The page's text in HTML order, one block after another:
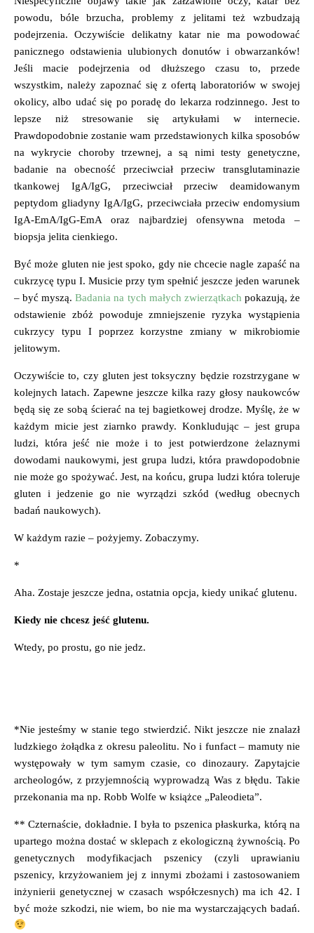
powodu, bóle brzucha, problemy z jelitami też wzbudzają
podejrzenia. Oczywiście delikatny katar nie ma powodować
panicznego odstawienia ulubionych donutów i obwarzanków!
Jeśli macie podejrzenia od dłuższego czasu to, przede
wszystkim, należy zapoznać się z ofertą laboratoriów w swojej
okolicy, albo udać się po poradę do lekarza rodzinnego. Jest to
lepsze niż stresowanie się artykułami w internecie.
Prawdopodobnie zostanie wam przedstawionych kilka sposobów
na wykrycie choroby trzewnej, a są nimi testy genetyczne,
badanie na obecność przeciwciał przeciw transglutaminazie
tkankowej IgA/IgG, przeciwciał przeciw deamidowanym
peptydom gliadyny IgA/IgG, przeciwciała przeciw endomysium
IgA-EmA/IgG-EmA oraz najbardziej ofensywna metoda –
biopsja jelita cienkiego.
Być może gluten nie jest spoko, gdy nie chcecie nagle zapaść na
cukrzycę typu I. Musicie przy tym spełnić jeszcze jeden warunek
– być myszą.Badania na tych małych zwierzątkach pokazują, że
odstawienie zbóż powoduje zmniejszenie ryzyka wystąpienia
cukrzycy typu I poprzez korzystne zmiany w mikrobiomie
jelitowym.
Oczywiście to, czy gluten jest toksyczny będzie rozstrzygane w
kolejnych latach. Zapewne jeszcze kilka razy głosy naukowców
będą się ze sobą ścierać na tej bagietkowej drodze. Myślę, że w
każdym micie jest ziarnko prawdy. Konkludując – jest grupa
ludzi, która jeść nie może i to jest potwierdzone żelaznymi
dowodami naukowymi, jest grupa ludzi, która prawdopodobnie
nie może go spożywać. Jest, na końcu, grupa ludzi która toleruje
gluten i jedzenie go nie wyrządzi szkód (według obecnych
badań naukowych).
W każdym razie – pożyjemy. Zobaczymy.
*
Aha. Zostaje jeszcze jedna, ostatnia opcja, kiedy unikać glutenu.
Kiedy nie chcesz jeść glutenu.
Wtedy, po prostu, go nie jedz.
*Nie jesteśmy w stanie tego stwierdzić. Nikt jeszcze nie znalazł
ludzkiego żołądka z okresu paleolitu. No i funfact – mamuty nie
występowały w tym samym czasie, co dinozaury. Zapytajcie
archeologów, z przyjemnością wyprowadzą Was z błędu. Takie
przekonania ma np. Robb Wolfe w książce „Paleodieta”.
** Czternaście, dokładnie. I była to pszenica płaskurka, którą na
upartego można dostać w sklepach z ekologiczną żywnością. Po
genetycznych modyfikacjach pszenicy (czyli uprawianiu
pszenicy, krzyżowaniem jej z innymi zbożami i zastosowaniem
inżynierii genetycznej w czasach współczesnych) ma ich 42. I
być może szkodzi, nie wiem, bo nie ma wystarczających badań.